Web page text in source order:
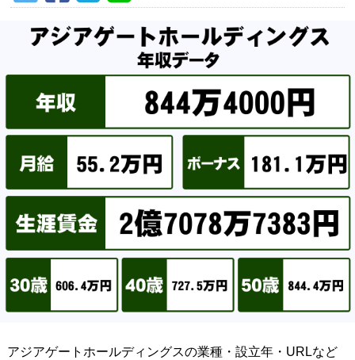
アジアゲートホールディングスの業種・設立年・URLなど